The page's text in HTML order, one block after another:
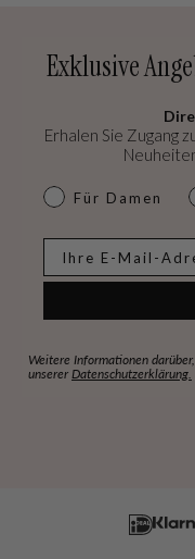
Exklusive
Erhalen Sie Zugang
dames & heren
Für Damen
Weitere Informationen
unserer Datenschutzerklärung.